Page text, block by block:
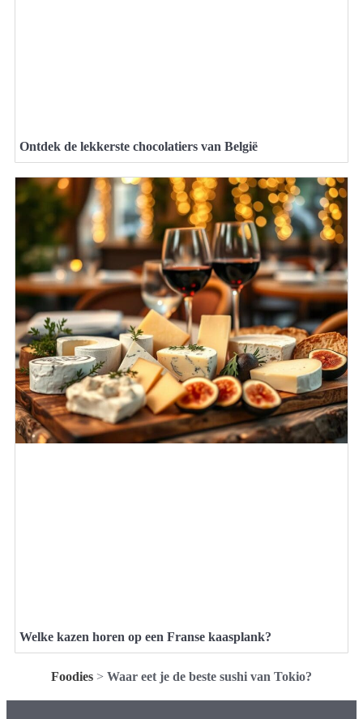
Ontdek de lekkerste chocolatiers van België
Welke kazen horen op een Franse kaasplank?
Foodies > Waar eet je de beste sushi van Tokio?